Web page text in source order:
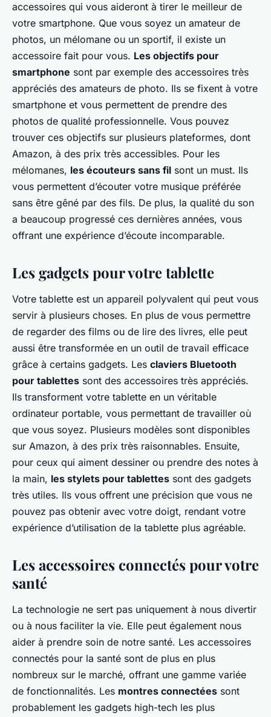
accessoires qui vous aideront à tirer le meilleur de
votre smartphone. Que vous soyez un amateur de
photos, un mélomane ou un sportif, il existe un
accessoire fait pour vous. Les objectifs pour
smartphone sont par exemple des accessoires très
appréciés des amateurs de photo. Ils se fixent à votre
smartphone et vous permettent de prendre des
photos de qualité professionnelle. Vous pouvez
trouver ces objectifs sur plusieurs plateformes, dont
Amazon, à des prix très accessibles. Pour les
mélomanes, les écouteurs sans fil sont un must. Ils
vous permettent d’écouter votre musique préférée
sans être gêné par des fils. De plus, la qualité du son
a beaucoup progressé ces dernières années, vous
offrant une expérience d’écoute incomparable.
Les gadgets pour votre tablette
Votre tablette est un appareil polyvalent qui peut vous
servir à plusieurs choses. En plus de vous permettre
de regarder des films ou de lire des livres, elle peut
aussi être transformée en un outil de travail efficace
grâce à certains gadgets. Les claviers Bluetooth
pour tablettes sont des accessoires très appréciés.
Ils transforment votre tablette en un véritable
ordinateur portable, vous permettant de travailler où
que vous soyez. Plusieurs modèles sont disponibles
sur Amazon, à des prix très raisonnables. Ensuite,
pour ceux qui aiment dessiner ou prendre des notes à
la main, les stylets pour tablettes sont des gadgets
très utiles. Ils vous offrent une précision que vous ne
pouvez pas obtenir avec votre doigt, rendant votre
expérience d’utilisation de la tablette plus agréable.
Les accessoires connectés pour votre
santé
La technologie ne sert pas uniquement à nous divertir
ou à nous faciliter la vie. Elle peut également nous
aider à prendre soin de notre santé. Les accessoires
connectés pour la santé sont de plus en plus
nombreux sur le marché, offrant une gamme variée
de fonctionnalités. Les montres connectées sont
probablement les gadgets high-tech les plus